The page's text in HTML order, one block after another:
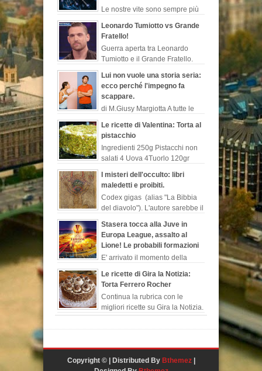
Le nostre vite sono sempre più
notizie sul programma di sorveglianza e
spionaggio degli Stati Uniti rivelate ...
Leonardo Tumiotto vs Grande
Fratello!
Guerra aperta tra Leonardo
Tumiotto e il Grande Fratello.
occasione per sparare a zero sulla
trasmissione di canale...
Lui non vuole una storia seria:
ecco perché l'impegno fa
scappare.
di M.Giusy Margiotta A tutte le
lamentarsi del loro uomo perché contrario ad
un legame serio o perché rimanda costant...
Le ricette di Valentina: Torta al
pistacchio
Ingredienti 250g Pistacchi non
salati 4 Uova 4Tuorlo 120gr
Latte 50 g Cioccolato fondente 1/2 bustina
Lievito is...
I misteri dell'occulto: libri
maledetti e proibiti.
Codex gigas (alias "La Bibbia
del diavolo"). L'autore sarebbe il
il recluso”, chiamato così in s...
Stasera tocca alla Juve in
Europa League, assalto al
Lione! Le probabili formazioni
E' arrivato il momento della
il Lione per l'andata dei quarti di finale di
Europa League. I biancone...
Le ricette di Gira la Notizia:
Torta Ferrero Rocher
Continua la rubrica con le
migliori ricette su Gira la Notizia.
Chi non conosce i buonissimi
cioccolatini ideati e prodotti dall'ind...
Copyright © | Distributed By Bthemez|